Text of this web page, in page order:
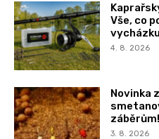
Vše, co
vycházku
4. 8. 2026
Novinka
záběrům!
3. 8. 2026